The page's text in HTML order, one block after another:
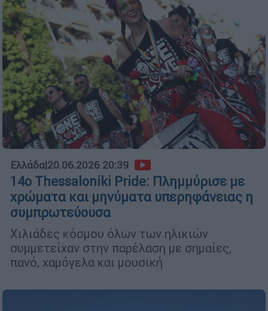
Ελλάδα|20.06.2026 20:39
14ο Thessaloniki Pride: Πλημμύρισε με
χρώματα και μηνύματα υπερηφάνειας η
συμπρωτεύουσα
Χιλιάδες κόσμου όλων των ηλικιών
συμμετείχαν στην παρέλαση με σημαίες,
πανό, χαμόγελα και μουσική